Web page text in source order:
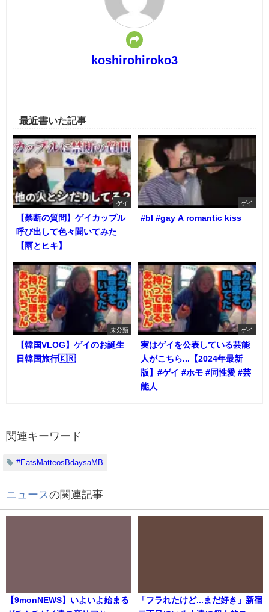
koshirohiroko3
最近書いた記事
ゲイ
【禁断の質問】ゲイカップル
呼び出して色々聞いてみた
【雨とヒキ】
ゲイ
#bl #gay A romantic kiss
未分類
【韓国VLOG】ゲイのお誕生
日韓国旅行🇰🇷
ゲイ
実はゲイを公表している芸能
人がこちら...【2024年最新
版】#ゲイ #ホモ #同性愛 #芸
能人
関連キーワード
#EatsMatteosBdaysaMB
ニュースの関連記事
【9monNEWS】いよいよ始まる
「フラれたけど...まだ好き」新宿